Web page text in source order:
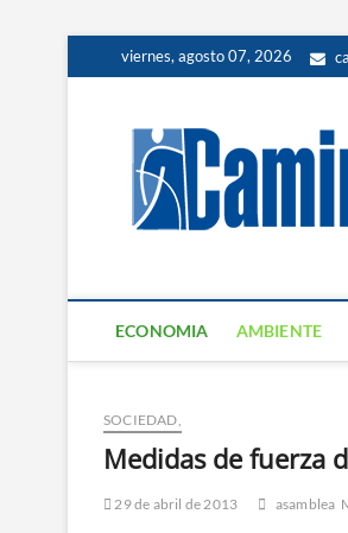
viernes, agosto 07, 2026
ECONOMIA AMBIENTE
SOCIEDAD,
Medidas de fuerza
29 de abril de 2013 asamblea